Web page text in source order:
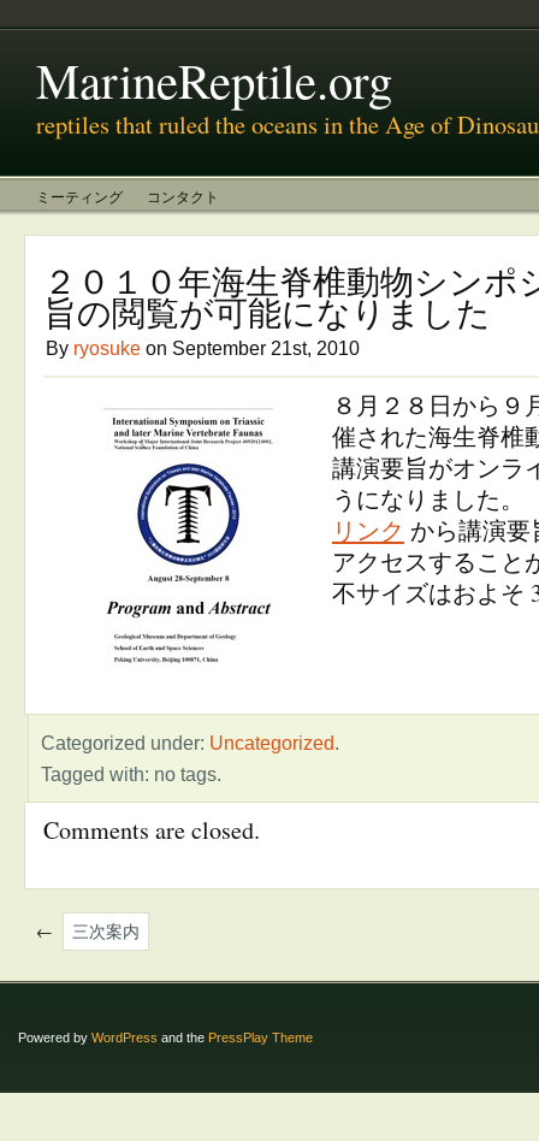
MarineReptile.org
reptiles that ruled the oceans in the Age of
ミーティング コンタクト
２０１０年海生脊椎動物シンポ
旨の閲覧が可能になりました
By ryosuke on September 21st, 2010
８月２８日から９
催された海生脊椎
講演要旨がオンラ
うになりました
リンク から講演要
アクセスすること
不サイズはおよそ
Categorized under: Uncategorized.
Tagged with: no tags.
Comments are closed.
← 三次案内
Powered by WordPress and the PressPlay Theme